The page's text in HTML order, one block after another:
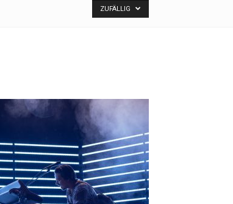
ZUFÄLLIG